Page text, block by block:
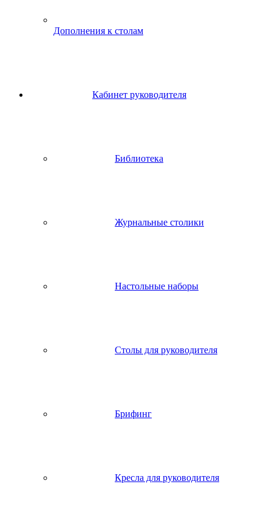
Дополнения к столам
Кабинет руководителя
Библиотека
Журнальные столики
Настольные наборы
Столы для руководителя
Брифинг
Кресла для руководителя